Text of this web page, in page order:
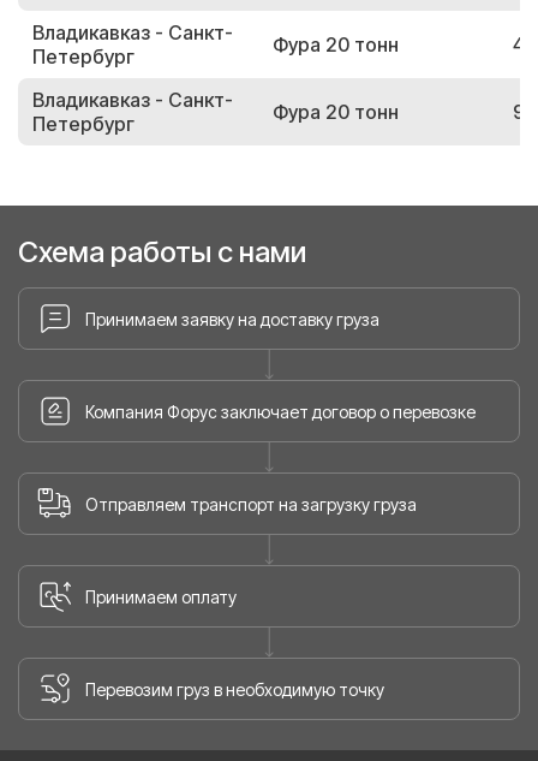
Владикавказ - Санкт-
Петербург
Фура 20 тонн
Владикавказ - Санкт-
Петербург
Фура 20 тонн
Схема работы с нами
Принимаем заявку на доставку груза
Компания Форус заключает договор о перевозке
Отправляем транспорт на загрузку груза
Принимаем оплату
Перевозим груз в необходимую точку